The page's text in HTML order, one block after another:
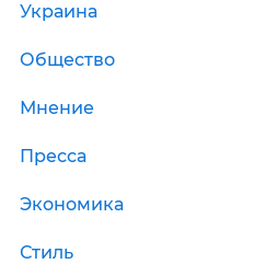
Украина
Общество
Мнение
Пресса
Экономика
Стиль